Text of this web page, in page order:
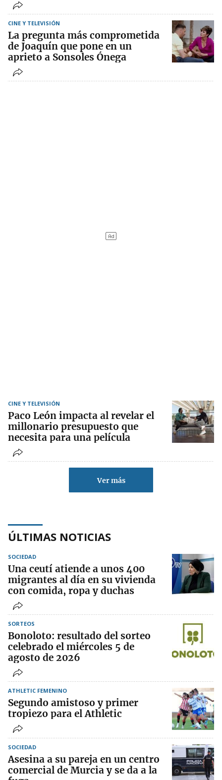
CINE Y TELEVISIÓN
La pregunta más comprometida
de Joaquín que pone en un
aprieto a Sonsoles Ónega
CINE Y TELEVISIÓN
Paco León impacta al revelar el
millonario presupuesto que
necesita para una película
Ver más
ÚLTIMAS NOTICIAS
SOCIEDAD
Una ceutí atiende a unos 400
migrantes al día en su vivienda
con comida, ropa y duchas
SORTEOS
Bonoloto: resultado del sorteo
celebrado el miércoles 5 de
agosto de 2026
ATHLETIC FEMENINO
Segundo amistoso y primer
tropiezo para el Athletic
SOCIEDAD
Asesina a su pareja en un centro
comercial de Murcia y se da a la